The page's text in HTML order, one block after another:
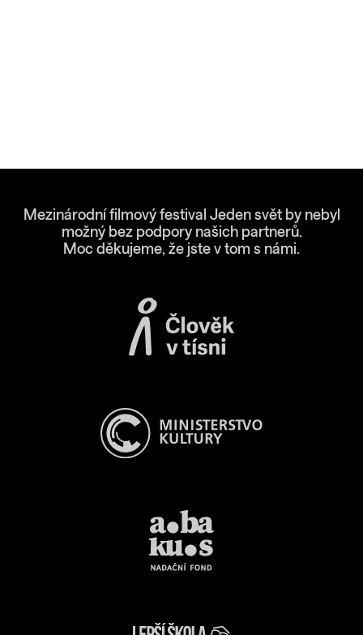
Mezinárodní filmový festival Jeden svět by nebyl
možný bez podpory našich partnerů.
Moc děkujeme, že jste v tom s námi.